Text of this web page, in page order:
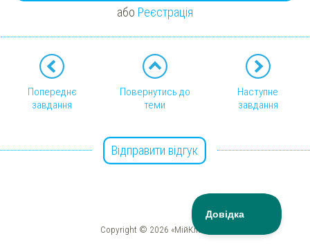
або Реєстрація
Попереднє
завдання
Повернутись до
теми
Наступне
завдання
Відправити відгук
Copyright © 2026 «МійКлас»